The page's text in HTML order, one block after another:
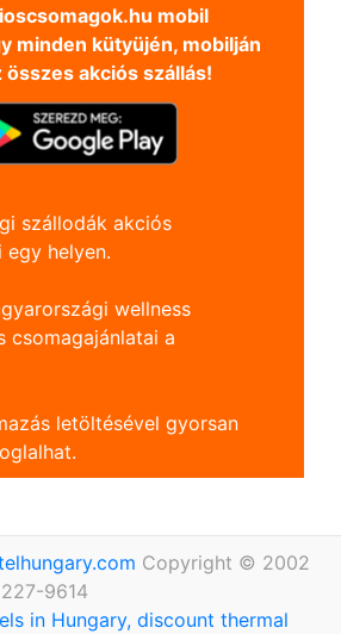
mobil
minden kütyüjén, mobilján
akciós szállás!
szállodák akciós
egy helyen.
wellness
csomagajánlatai a
letöltésével gyorsan
Copyright © 2002
9614
in Hungary, discount thermal